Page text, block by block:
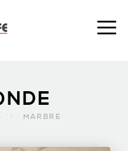
MARBRE